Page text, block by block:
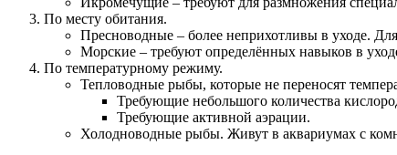
По месту обитания.
Пресноводные – более неприхотливы в уходе.
Морские – требуют определённых навыков в
По температурному режиму.
Тепловодные рыбы, которые не переносят
Требующие небольшого количества
Требующие активной аэрации.
Холодноводные рыбы. Живут в аквариумах с